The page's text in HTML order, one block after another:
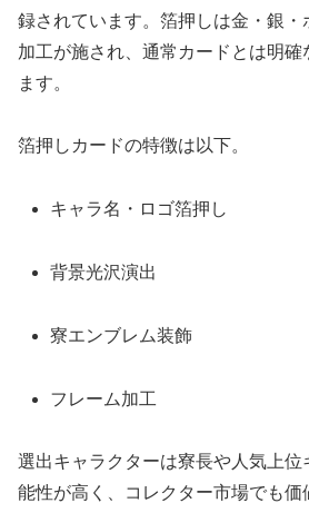
録されています。箔押しは金・銀・
加工が施され、通常カードとは明
ます。
箔押しカードの特徴は以下。
キャラ名・ロゴ箔押し
背景光沢演出
寮エンブレム装飾
フレーム加工
選出キャラクターは寮長や人気上
能性が高く、コレクター市場でも価